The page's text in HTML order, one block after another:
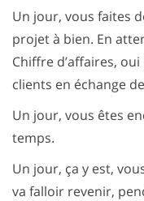
Un jour, vous faites
projet à bien. En
Chiffre d’affaires,
clients en échange
Un jour, vous êtes
temps.
Un jour, ça y est,
va falloir revenir,